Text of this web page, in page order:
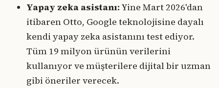
Yapay zeka asistanı: Yine Mart 2026'dan
itibaren Otto, Google teknolojisine dayalı
kendi yapay zeka asistanını test ediyor.
Tüm 19 milyon ürünün verilerini
kullanıyor ve müşterilere dijital bir uzman
gibi öneriler verecek.